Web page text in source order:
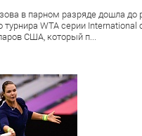
в парном разряде дошла
турнира WTA серии
США, который п...